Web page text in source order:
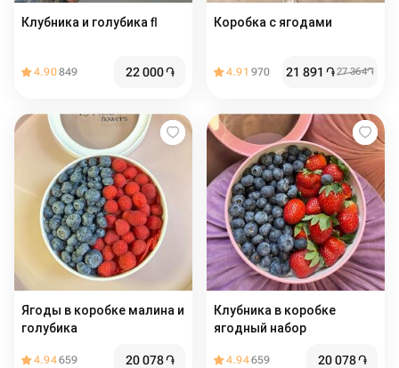
Клубника и голубика fl
4.90849 22 000֏
Коробка с ягодами
4.91 970 21 891 ֏27 364֏
Ягоды в коробке малина и
голубика
4.94659 20 078֏
Клубника в коробке
ягодный набор
4.94659 20 078֏